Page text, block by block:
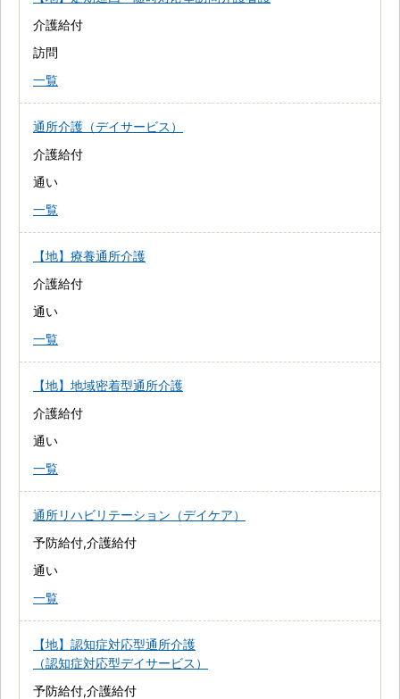
介護給付
訪問
一覧
通所介護（デイサービス）
介護給付
通い
一覧
【地】療養通所介護
介護給付
通い
一覧
【地】地域密着型通所介護
介護給付
通い
一覧
通所リハビリテーション（デイケア）
予防給付,介護給付
通い
一覧
【地】認知症対応型通所介護
（認知症対応型デイサービス）
予防給付,介護給付